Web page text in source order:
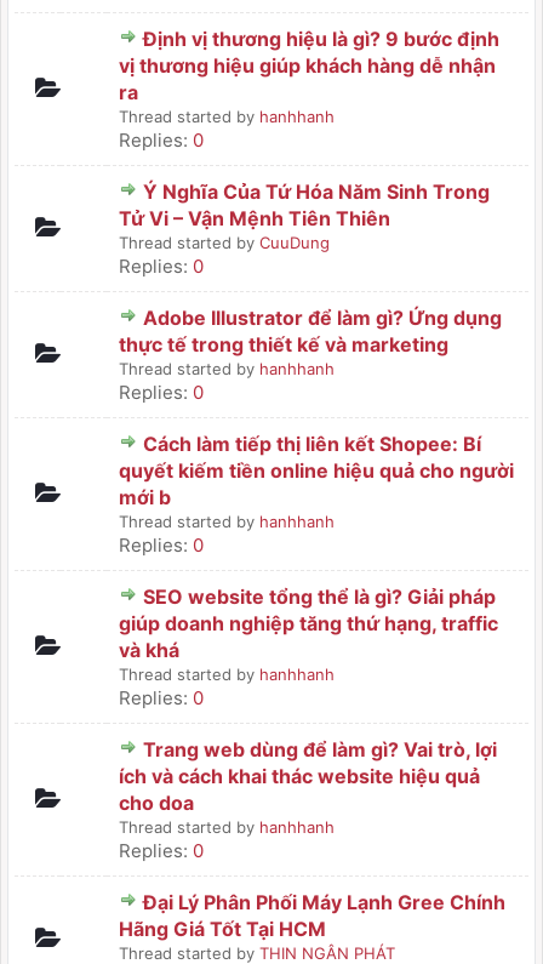
Định vị thương hiệu là gì? 9 bước định
vị thương hiệu giúp khách hàng dễ nhận
ra
Thread started by hanhhanh
Replies: 0
Ý Nghĩa Của Tứ Hóa Năm Sinh Trong
Tử Vi – Vận Mệnh Tiên Thiên
Thread started by CuuDung
Replies: 0
Adobe Illustrator để làm gì? Ứng dụng
thực tế trong thiết kế và marketing
Thread started by hanhhanh
Replies: 0
Cách làm tiếp thị liên kết Shopee: Bí
quyết kiếm tiền online hiệu quả cho người
mới b
Thread started by hanhhanh
Replies: 0
SEO website tổng thể là gì? Giải pháp
giúp doanh nghiệp tăng thứ hạng, traffic
và khá
Thread started by hanhhanh
Replies: 0
Trang web dùng để làm gì? Vai trò, lợi
ích và cách khai thác website hiệu quả
cho doa
Thread started by hanhhanh
Replies: 0
Đại Lý Phân Phối Máy Lạnh Gree Chính
Hãng Giá Tốt Tại HCM
Thread started by THIN NGÂN PHÁT